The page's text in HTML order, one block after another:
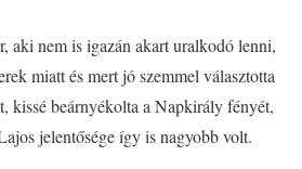
aki nem is igazán akart uralkodó lenni,
miatt és mert jó szemmel választotta
kissé beárnyékolta a Napkirály fényét,
jelentősége így is nagyobb volt.